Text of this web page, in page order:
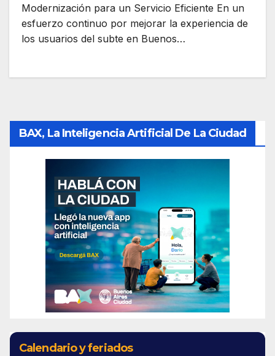
Modernización para un Servicio Eficiente En un
esfuerzo continuo por mejorar la experiencia de
los usuarios del subte en Buenos…
BAX, La Inteligencia Artificial De La Ciudad
Calendario y feriados